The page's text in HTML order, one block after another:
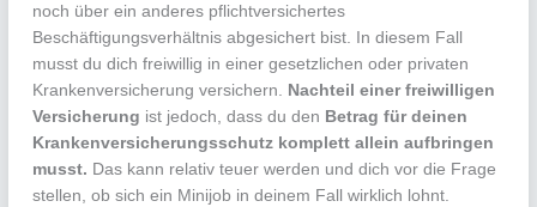
noch über ein anderes pflichtversichertes
Beschäftigungsverhältnis abgesichert bist. In diesem Fall
musst du dich freiwillig in einer gesetzlichen oder privaten
Krankenversicherung versichern. Nachteil einer freiwilligen
Versicherung ist jedoch, dass du den Betrag für deinen
Krankenversicherungsschutz komplett allein aufbringen
musst. Das kann relativ teuer werden und dich vor die Frage
stellen, ob sich ein Minijob in deinem Fall wirklich lohnt.